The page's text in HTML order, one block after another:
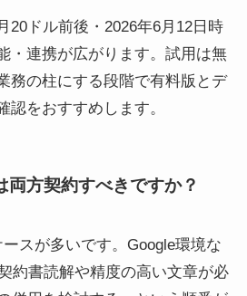
20ドル前後・2026年6月12日時
・連携が広がります。試用は無
務の柱にする段階で有料版とデ
認をおすすめします。
方契約すべきですか？
スが多いです。Google環境な
約書読解や精度の高い文章が必